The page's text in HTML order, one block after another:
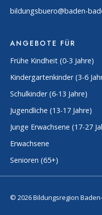
bildungsbuero@baden-
ANGEBOTE FÜR
Frühe Kindheit (0-3 Jahre)
Kindergartenkinder (3-6
Schulkinder (6-13 Jahre)
Jugendliche (13-17 Jahre)
Junge Erwachsene (17-27
Erwachsene
Senioren (65+)
© 2026 Bildungsregion